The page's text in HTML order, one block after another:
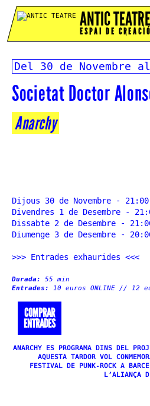
ANTIC TEATRE
ESPAI DE CREACIÓ
Del 30 de Novembre
Societat Doctor
Anarchy
Dijous 30 de Novembre - 21:00
Divendres 1 de Desembre -
Dissabte 2 de Desembre -
Diumenge 3 de Desembre -
>>> Entrades exhaurides <<<
Durada: 55 min
Entrades: 10 euros ONLINE // 12
COMPRAR
ENTRADES
ANARCHY ES PROGRAMA DINS DEL
AQUESTA TARDOR VOL
FESTIVAL DE PUNK-ROCK A
L’ALIANÇA